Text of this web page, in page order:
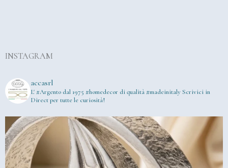
INSTAGRAM
accasrl
L' #Argento dal 1975 #homedecor di qualità #madeinitaly Scrivici in
Direct per tutte le curiosità!